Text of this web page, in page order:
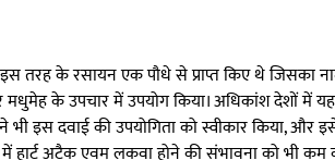
तरह के रसायन एक पौधे से प्राप्त किए थे
मधुमेह के उपचार में उपयोग किया। अधिकांश देशों में
इस दवाई की उपयोगिता को स्वीकार किया, और
हार्ट अटैक एवम् लकवा होने की संभावना को